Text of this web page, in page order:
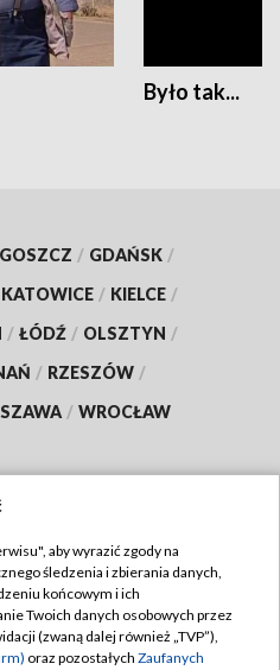
Było tak...
/ GDAŃSK /
KATOWICE / KIELCE /
/ ŁÓDŹ / OLSZTYN /
/ RZESZÓW /
/ WROCŁAW
TVP
TVP
prywatności
aby wyrazić zgody na
śledzenia i zbierania danych,
końcowym i ich
Twoich danych osobowych przez
(zwaną dalej również „TVP”),
oraz pozostałych Zaufanych